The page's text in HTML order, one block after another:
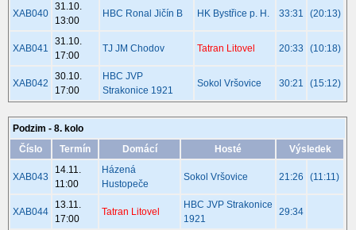
XAB040
31.10.
13:00
HBC Ronal Jičín B HK Bystřice p. H. 33:31 (20:13)
XAB041
31.10.
17:00
TJ JM Chodov Tatran Litovel 20:33 (10:18)
XAB042
30.10.
17:00
HBC JVP
Strakonice 1921
Sokol Vršovice 30:21 (15:12)
Podzim - 8. kolo
Číslo
Termín Domácí Hosté Výsledek
XAB043
14.11.
11:00
Házená
Hustopeče
Sokol Vršovice 21:26 (11:11)
XAB044
13.11.
17:00
Tatran Litovel
HBC JVP Strakonice
1921
29:34